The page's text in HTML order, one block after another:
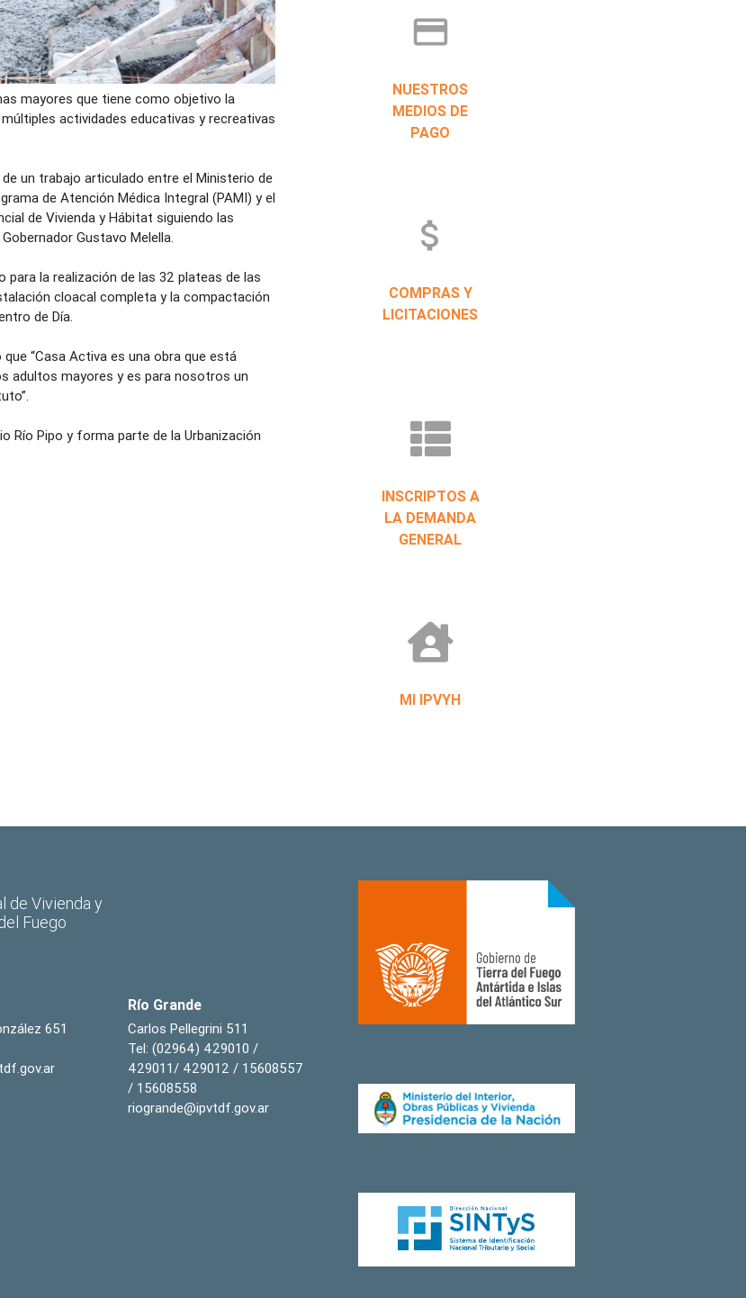
mayores que tiene como objetivo la
actividades educativas y recreativas
un trabajo articulado entre el Ministerio de
de Atención Médica Integral (PAMI) y el
de Vivienda y Hábitat siguiendo las
Gustavo Melella.
la realización de las 32 plateas de las
cloacal completa y la compactación
de Día.
“Casa Activa es una obra que está
adultos mayores y es para nosotros un
Río Pipo y forma parte de la Urbanización
credit_card
NUESTROS
MEDIOS DE
PAGO
attach_money
COMPRAS Y
LICITACIONES
INSCRIPTOS A
LA DEMANDA
GENERAL
MI IPVYH
de Vivienda y
Fuego
651
Río Grande
Carlos Pellegrini 511
Tel: (02964) 429010 /
429011/ 429012 / 15608557
/ 15608558
riogrande@ipvtdf.gov.ar